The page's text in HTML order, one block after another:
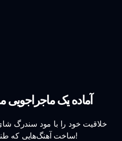
آماده یک ماجراجویی
خلاقیت خود را با مود سندرگ
ساخت آهنگ‌هایی که طنین‌انداز شود، کنید!